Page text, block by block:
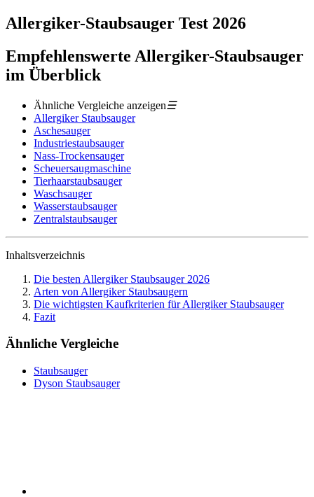
Allergiker-Staubsauger Test 2026
Empfehlenswerte Allergiker-Staubsauger
im Überblick
Ähnliche Vergleiche anzeigen☰
Allergiker Staubsauger
Aschesauger
Industriestaubsauger
Nass-Trockensauger
Scheuersaugmaschine
Tierhaarstaubsauger
Waschsauger
Wasserstaubsauger
Zentralstaubsauger
Inhaltsverzeichnis
Die besten Allergiker Staubsauger 2026
Arten von Allergiker Staubsaugern
Die wichtigsten Kaufkriterien für Allergiker Staubsauger
Fazit
Ähnliche Vergleiche
Staubsauger
Dyson Staubsauger